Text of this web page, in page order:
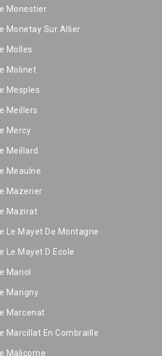
Monestier
Monetay Sur Allier
Molles
Molinet
Mesples
Meillers
Mercy
Meillard
Meaulne
Mazerier
Mazirat
Le Mayet De Montagne
Le Mayet D Ecole
Mariol
Marigny
Marcenat
Marcillat En Combraille
Malicorne